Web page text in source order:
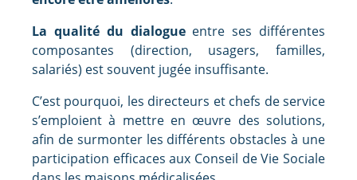
La qualité du dialogue entre ses différentes
composantes (direction, usagers, familles,
salariés) est souvent jugée insuffisante.
C’est pourquoi, les directeurs et chefs de service
s’emploient à mettre en œuvre des solutions,
afin de surmonter les différents obstacles à une
participation efficaces aux Conseil de Vie Sociale